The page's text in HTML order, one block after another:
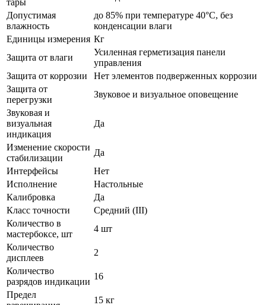
Допустимая
влажность
до 85% при температуре 40°С, без
конденсации влаги
Единицы измерения Кг
Защита от влаги
Усиленная герметизация панели
управления
Защита от коррозии
Нет элементов подверженных коррозии
Защита от
перегрузки
Звуковое и визуальное оповещение
Звуковая и
визуальная
индикация
Да
Изменение скорости
стабилизации
Да
Интерфейсы
Нет
Исполнение
Настольные
Калибровка
Да
Класс точности
Средний (III)
Количество в
мастербоксе, шт
4 шт
Количество
дисплеев
2
Количество
разрядов индикации
16
Предел
15 кг